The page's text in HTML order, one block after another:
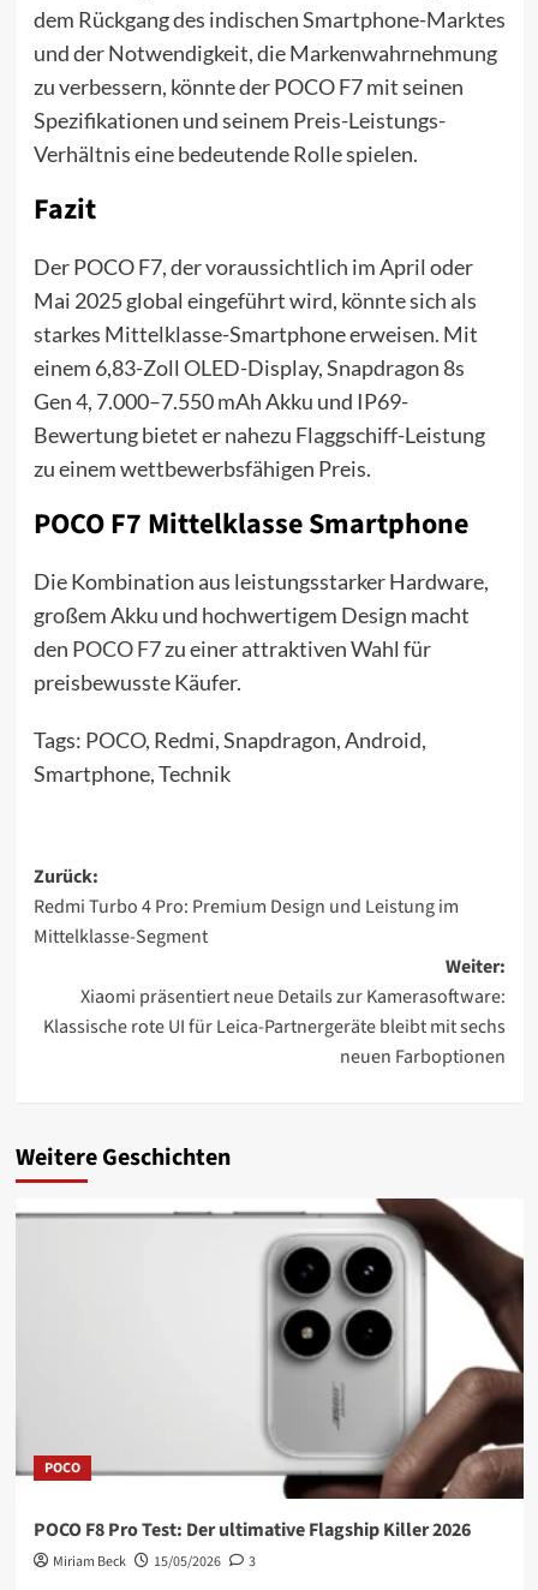
dem Rückgang des indischen Smartphone-Marktes
und der Notwendigkeit, die Markenwahrnehmung
zu verbessern, könnte der POCO F7 mit seinen
Spezifikationen und seinem Preis-Leistungs-
Verhältnis eine bedeutende Rolle spielen.
Fazit
Der POCO F7, der voraussichtlich im April oder
Mai 2025 global eingeführt wird, könnte sich als
starkes Mittelklasse-Smartphone erweisen. Mit
einem 6,83-Zoll OLED-Display, Snapdragon 8s
Gen 4, 7.000–7.550 mAh Akku und IP69-
Bewertung bietet er nahezu Flaggschiff-Leistung
zu einem wettbewerbsfähigen Preis.
POCO F7 Mittelklasse Smartphone
Die Kombination aus leistungsstarker Hardware,
großem Akku und hochwertigem Design macht
den POCO F7zu einer attraktiven Wahl für
preisbewusste Käufer.
Tags: POCO, Redmi, Snapdragon, Android,
Smartphone, Technik
Beitragsnavigation
Zurück:
Redmi Turbo 4 Pro: Premium Design und Leistung im
Mittelklasse-Segment
Weiter:
Xiaomi präsentiert neue Details zur Kamerasoftware:
Klassische rote UI für Leica-Partnergeräte bleibt mit sechs
neuen Farboptionen
Weitere Geschichten
POCO
POCO F8 Pro Test: Der ultimative Flagship Killer 2026
Miriam Beck 15/05/2026 3